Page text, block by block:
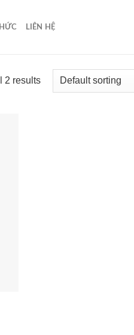
LIÊN HỆ
2 results